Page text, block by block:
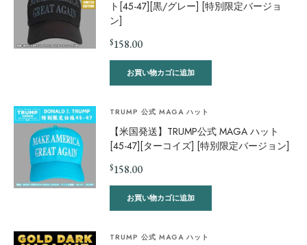
ト[45-47][黒/グレー] [特別限定バージョ
ン]
$158.00
お買い物カゴに追加
TRUMP 公式 MAGA ハット
【米国発送】TRUMP公式 MAGA ハット
[45-47][ターコイズ] [特別限定バージョン]
$158.00
お買い物カゴに追加
TRUMP 公式 MAGA ハット